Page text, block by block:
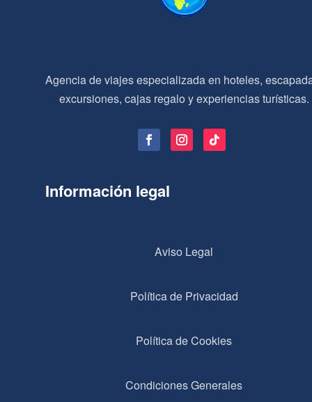
Agencia de viajes especializada en hoteles,
excursiones, cajas regalo y experiencias turísticas.
Información legal
Aviso Legal
Política de Privacidad
Política de Cookies
Condiciones Generales